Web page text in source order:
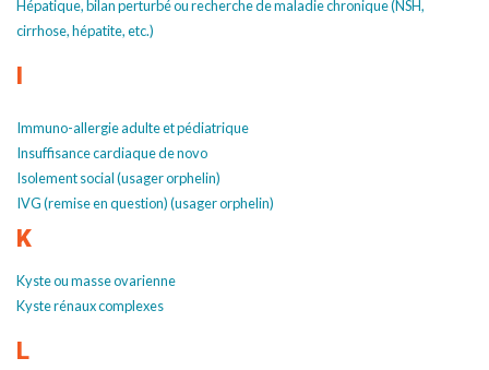
Hépatique, bilan perturbé ou recherche de maladie chronique (NSH,
cirrhose, hépatite, etc.)
I
Immuno-allergie adulte et pédiatrique
Insuffisance cardiaque de novo
Isolement social (usager orphelin)
IVG (remise en question) (usager orphelin)
K
Kyste ou masse ovarienne
Kyste rénaux complexes
L